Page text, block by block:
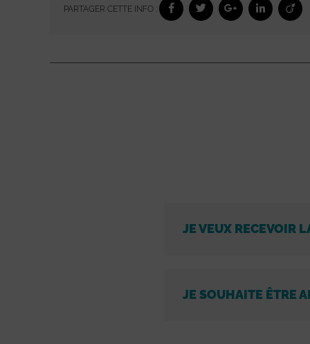
PARTAGER CETTE INFO :
JE VEUX RECEVOIR
JE SOUHAITE ÊTRE